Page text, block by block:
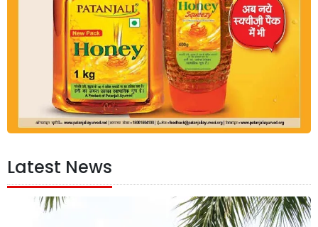
Latest News